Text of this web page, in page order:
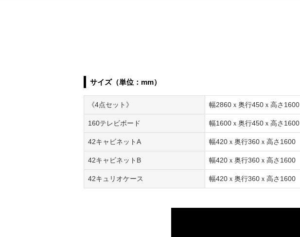
サイズ（単位：mm）
《4点セット》 幅2860ｘ奥行450ｘ高さ1600
160テレビボード 幅1600ｘ奥行450ｘ高さ1600
42キャビネットA 幅420ｘ奥行360ｘ高さ1600
42キャビネットB 幅420ｘ奥行360ｘ高さ1600
42キュリオケース 幅420ｘ奥行360ｘ高さ1600